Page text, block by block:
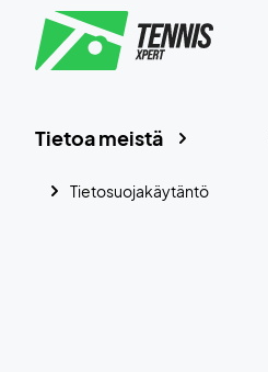
Tietoa meistä
Tietosuojakäytäntö